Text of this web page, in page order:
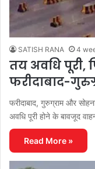
SATISH RANA 4
तय अवधि पूरी,
फरीदाबाद-
फरीदाबाद, गुरुग्राम और
अवधि पूरी होने के बावजूद
Read More »